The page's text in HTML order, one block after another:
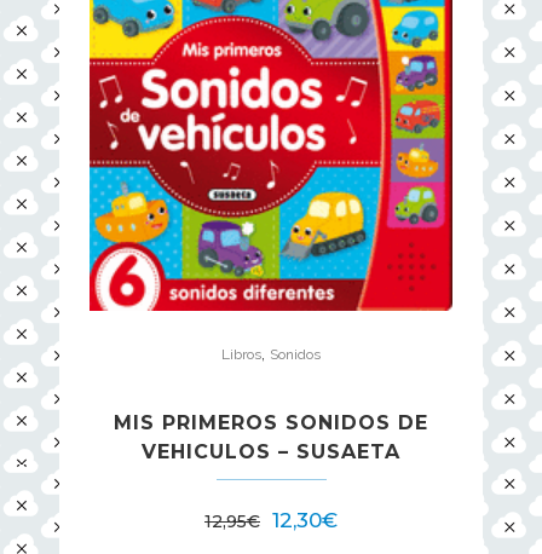
Libros Sonidos
MIS PRIMEROS SONIDOS DE
VEHICULOS – SUSAETA
12,95€ 12,30€